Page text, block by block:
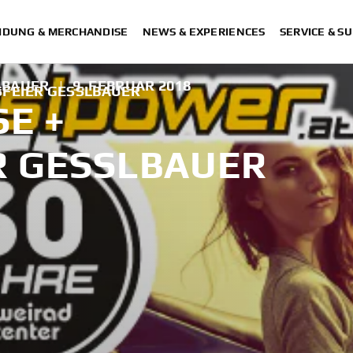
& MERCHANDISE NEWS & EXPERIENCES SERVICE &
GESSLBAUER
| 9. FEBRUAR 2018
+